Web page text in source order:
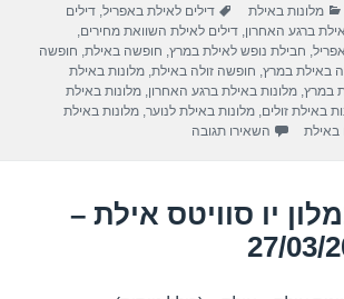
s
A
p
p
gr
a
m
e
קטגוריות
מלונות באילת תגיות
דילים לאילת באפריל ,דילים
ברגע האחרון ,דילים לאילת השוואת מחירים
חבילת נופש לאילת במרץ חופשה באילת חופשה
באילת במרץ חופשה זולה באילת ,מלונות באילת
במרץ ,מלונות באילת ברגע האחרון ,מלונות באילת
באילת זולים ,מלונות באילת לנוער ,מלונות באילת
באילת השאירו תגובה
יו סוויטס אילת –